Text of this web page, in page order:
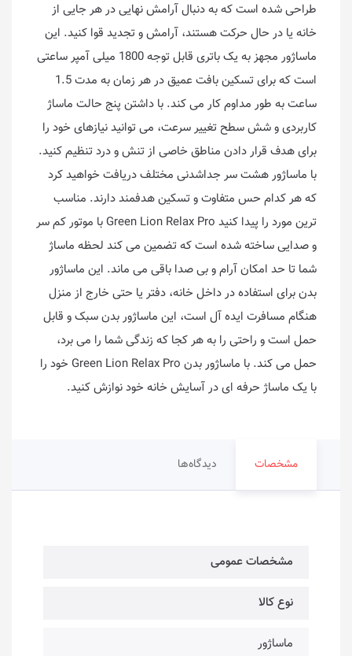
طراحی شده است که به دنبال آرامش نهایی در هر جایی از
خانه یا در حال حرکت هستند، آرامش و تجدید قوا کنید. این
ماساژور مجهز به یک باتری قابل توجه 1800 میلی آمپر ساعتی
است که برای تسکین بافت عمیق در هر زمان به مدت 1.5
ساعت به طور مداوم کار می کند. با داشتن پنج حالت ماساژ
کاربردی و شش سطح تغییر سرعت، می توانید نیازهای خود را
برای هدف قرار دادن مناطق خاصی از تنش و درد تنظیم کنید.
با ماساژور هشت سر جداشدنی مختلف دریافت خواهید کرد
که هر کدام حس متفاوت و تسکین هدفمند دارند. مناسب
ترین مورد را پیدا کنید Green Lion Relax Pro با موتور کم سر
و صدایی ساخته شده است که تضمین می کند لحظه ماساژ
شما تا حد امکان آرام و بی صدا باقی می ماند. این ماساژور
بدن برای استفاده در داخل خانه، دفتر یا حتی خارج از منزل
هنگام مسافرت ایده آل است، این ماساژور بدن سبک و قابل
حمل است و راحتی را به هر کجا که زندگی شما را می برد،
حمل می کند. با ماساژور بدن Green Lion Relax Pro خود را
با یک ماساژ حرفه ای در آسایش خانه خود نوازش کنید.
مشخصات دیدگاه‌ها
مشخصات عمومی
نوع کالا
ماساژور